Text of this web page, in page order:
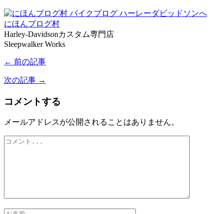
にほんブログ村
Harley-Davidsonカスタム専門店
Sleepwalker Works
← 前の記事
次の記事 →
コメントする
メールアドレスが公開されることはありません。